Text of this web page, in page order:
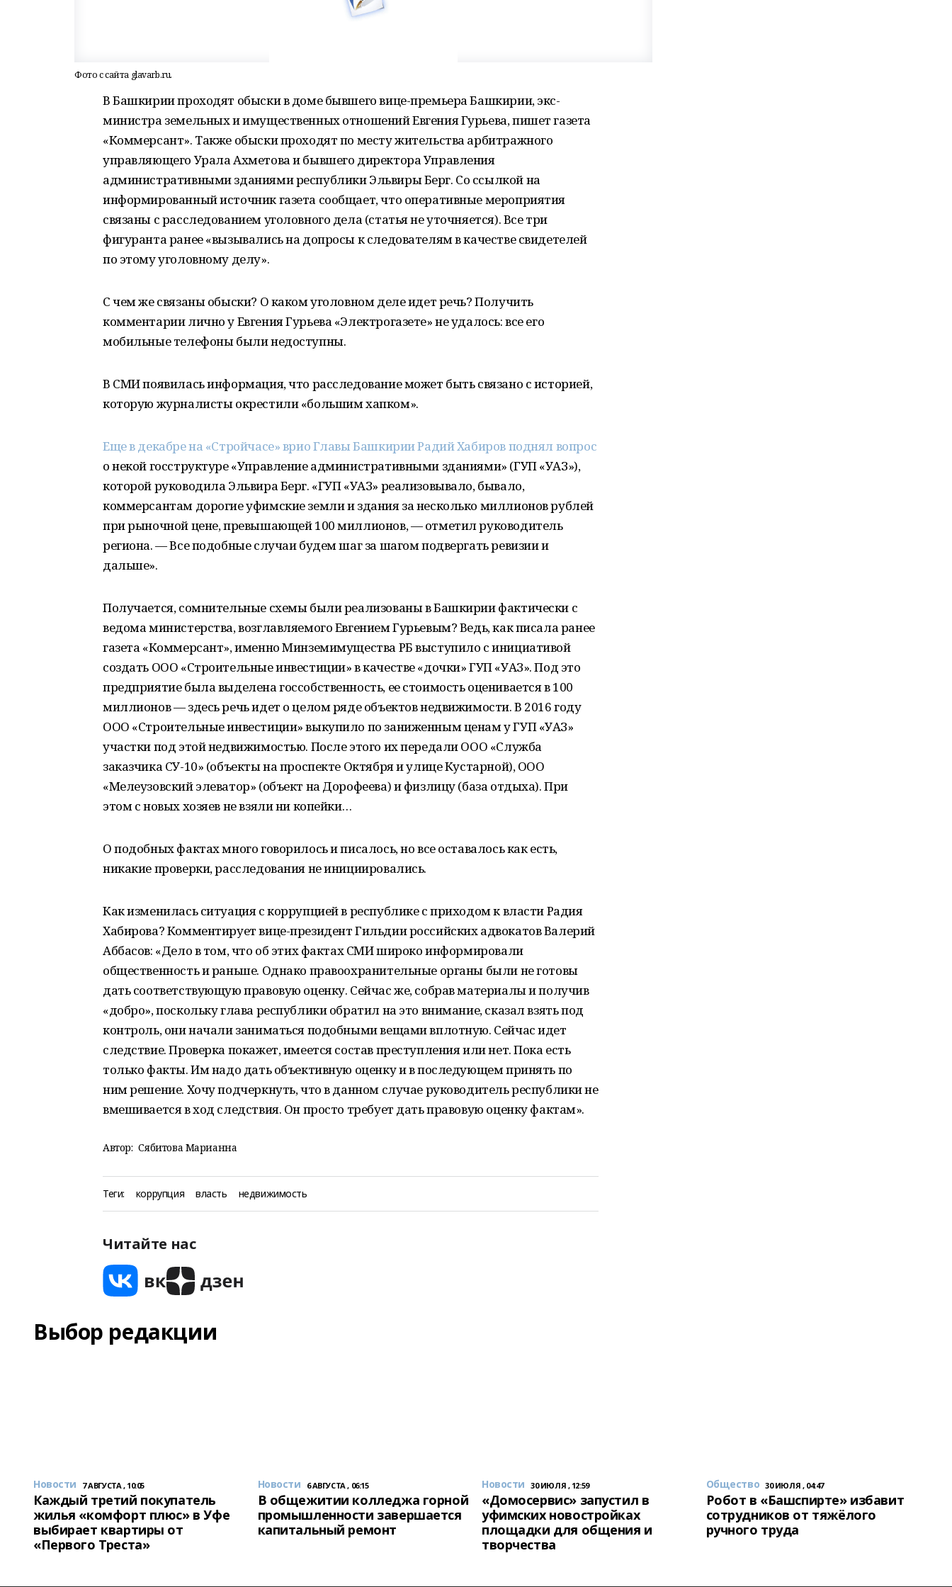
Фото с сайта glavarb.ru.
В Башкирии проходят обыски в доме бывшего вице-премьера Башкирии, экс-
министра земельных и имущественных отношений Евгения Гурьева, пишет газета
«Коммерсант». Также обыски проходят по месту жительства арбитражного
управляющего Урала Ахметова и бывшего директора Управления
административными зданиями республики Эльвиры Берг. Со ссылкой на
информированный источник газета сообщает, что оперативные мероприятия
связаны с расследованием уголовного дела (статья не уточняется). Все три
фигуранта ранее «вызывались на допросы к следователям в качестве свидетелей
по этому уголовному делу».
С чем же связаны обыски? О каком уголовном деле идет речь? Получить
комментарии лично у Евгения Гурьева «Электрогазете» не удалось: все его
мобильные телефоны были недоступны.
В СМИ появилась информация, что расследование может быть связано с историей,
которую журналисты окрестили «большим хапком».
Еще в декабре на «Стройчасе» врио Главы Башкирии Радий Хабиров поднял вопрос
о некой госструктуре «Управление административными зданиями» (ГУП «УАЗ»),
которой руководила Эльвира Берг. «ГУП «УАЗ» реализовывало, бывало,
коммерсантам дорогие уфимские земли и здания за несколько миллионов рублей
при рыночной цене, превышающей 100 миллионов, — отметил руководитель
региона. — Все подобные случаи будем шаг за шагом подвергать ревизии и
дальше».
Получается, сомнительные схемы были реализованы в Башкирии фактически с
ведома министерства, возглавляемого Евгением Гурьевым? Ведь, как писала ранее
газета «Коммерсант», именно Минземимущества РБ выступило с инициативой
создать ООО «Строительные инвестиции» в качестве «дочки» ГУП «УАЗ». Под это
предприятие была выделена госсобственность, ее стоимость оценивается в 100
миллионов — здесь речь идет о целом ряде объектов недвижимости. В 2016 году
ООО «Строительные инвестиции» выкупило по заниженным ценам у ГУП «УАЗ»
участки под этой недвижимостью. После этого их передали ООО «Служба
заказчика СУ-10» (объекты на проспекте Октября и улице Кустарной), ООО
«Мелеузовский элеватор» (объект на Дорофеева) и физлицу (база отдыха). При
этом с новых хозяев не взяли ни копейки…
О подобных фактах много говорилось и писалось, но все оставалось как есть,
никакие проверки, расследования не инициировались.
Как изменилась ситуация с коррупцией в республике с приходом к власти Радия
Хабирова? Комментирует вице-президент Гильдии российских адвокатов Валерий
Аббасов: «Дело в том, что об этих фактах СМИ широко информировали
общественность и раньше. Однако правоохранительные органы были не готовы
дать соответствующую правовую оценку. Сейчас же, собрав материалы и получив
«добро», поскольку глава республики обратил на это внимание, сказал взять под
контроль, они начали заниматься подобными вещами вплотную. Сейчас идет
следствие. Проверка покажет, имеется состав преступления или нет. Пока есть
только факты. Им надо дать объективную оценку и в последующем принять по
ним решение. Хочу подчеркнуть, что в данном случае руководитель республики не
вмешивается в ход следствия. Он просто требует дать правовую оценку фактам».
Автор: Сябитова Марианна
Теги: коррупция власть недвижимость
Читайте нас
Выбор редакции
Новости 7 АВГУСТА , 10:05
Каждый третий покупатель
жилья «комфорт плюс» в Уфе
выбирает квартиры от
«Первого Треста»
Новости 6 АВГУСТА , 06:15
В общежитии колледжа горной
промышленности завершается
капитальный ремонт
Новости 30 ИЮЛЯ , 12:59
«Домосервис» запустил в
уфимских новостройках
площадки для общения и
творчества
Общество 30 ИЮЛЯ , 04:47
Робот в «Башспирте» избавит
сотрудников от тяжёлого
ручного труда